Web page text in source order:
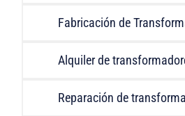
Fabricación de
Alquiler de
Reparación de